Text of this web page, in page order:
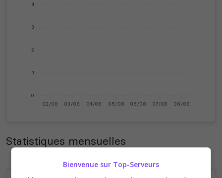
0
1
2
3
4
02/08 03/08 04/08 05/08 06/08 07/08 08/08
Statistiques mensuelles
Bienvenue sur Top-Serveurs